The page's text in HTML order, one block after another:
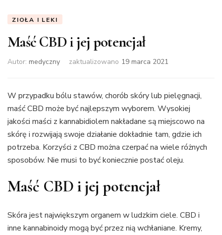
ZIOŁA I LEKI
Maść CBD i jej potencjał
Autor: medyczny zaktualizowano 19 marca 2021
W przypadku bólu stawów, chorób skóry lub pielęgnacji,
maść CBD może być najlepszym wyborem. Wysokiej
jakości maści z kannabidiolem nakładane są miejscowo na
skórę i rozwijają swoje działanie dokładnie tam, gdzie ich
potrzeba. Korzyści z CBD można czerpać na wiele różnych
sposobów. Nie musi to być koniecznie postać oleju.
Maść CBD i jej potencjał
Skóra jest największym organem w ludzkim ciele. CBD i
inne kannabinoidy mogą być przez nią wchłaniane. Kremy,